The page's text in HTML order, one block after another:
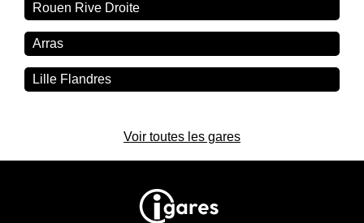
Rouen Rive Droite
Arras
Lille Flandres
Voir toutes les gares